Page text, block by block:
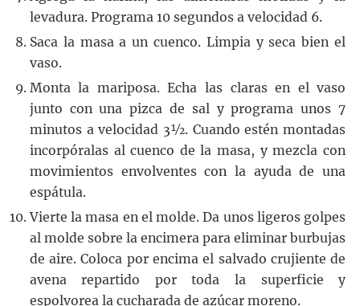
levadura. Programa 10 segundos a velocidad 6.
Saca la masa a un cuenco. Limpia y seca bien el
vaso.
Monta la mariposa. Echa las claras en el vaso
junto con una pizca de sal y programa unos 7
minutos a velocidad 3½. Cuando estén montadas
incorpóralas al cuenco de la masa, y mezcla con
movimientos envolventes con la ayuda de una
espátula.
Vierte la masa en el molde. Da unos ligeros golpes
al molde sobre la encimera para eliminar burbujas
de aire. Coloca por encima el salvado crujiente de
avena repartido por toda la superficie y
espolvorea la cucharada de azúcar moreno.